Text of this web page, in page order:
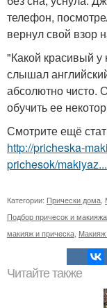
телефон,
вернул свой взор
"Какой красивый
слышал
абсолютно чисто.
обучить ее
Смотрите ещё
http://pricheska-
prichesok/makiyaz...
Категории: Прически дома
Подбор причесок и
макияж и прическа Макияж
Читайте также